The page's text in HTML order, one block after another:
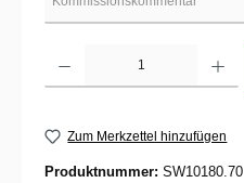
Zum Merkzettel hinzufügen
Produktnummer: SW10180.70